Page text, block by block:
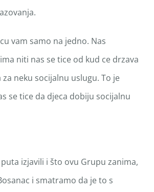
vam samo na jedno. Nas
niti nas se tice od kud ce drzava
neku socijalnu uslugu. To je
se tice da djeca dobiju socijalnu
izjavili i što ovu Grupu zanima,
i smatramo da je to s